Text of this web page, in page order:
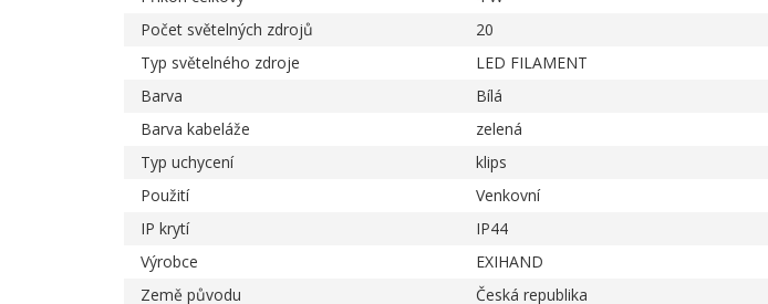
Počet světelných zdrojů
20
Typ světelného zdroje
LED FILAMENT
Barva
Bílá
Barva kabeláže
zelená
Typ uchycení
klips
Použití
Venkovní
IP krytí
IP44
Výrobce
EXIHAND
Země původu
Česká republika